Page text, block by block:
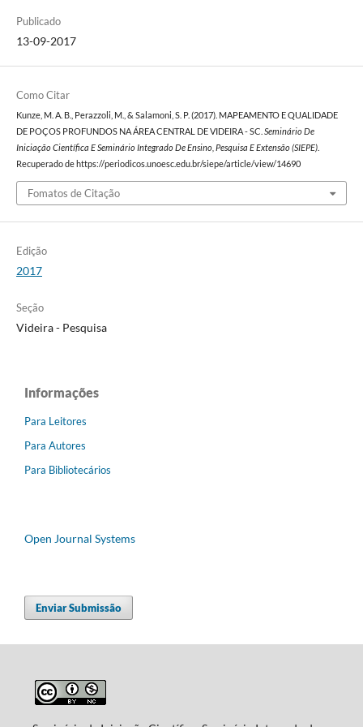
Publicado
13-09-2017
Como Citar
Kunze, M. A. B., Perazzoli, M., & Salamoni, S. P. (2017). MAPEAMENTO E QUALIDADE
DE POÇOS PROFUNDOS NA ÁREA CENTRAL DE VIDEIRA - SC. Seminário De
Iniciação Científica E Seminário Integrado De Ensino, Pesquisa E Extensão (SIEPE).
Recuperado de https://periodicos.unoesc.edu.br/siepe/article/view/14690
Fomatos de Citação
Edição
2017
Seção
Videira - Pesquisa
Informações
Para Leitores
Para Autores
Para Bibliotecários
Open Journal Systems
Enviar Submissão